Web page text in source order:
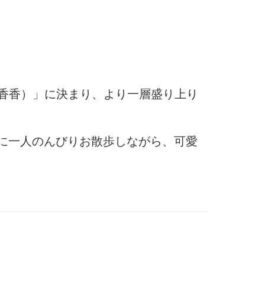
）」に決まり、より一層盛り上り
一人のんびりお散歩しながら、可愛